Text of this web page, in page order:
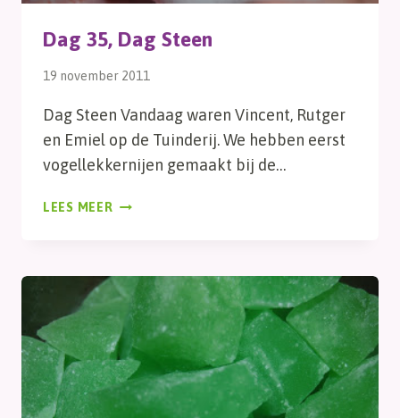
Dag 35, Dag Steen
19 november 2011
Dag Steen Vandaag waren Vincent, Rutger
en Emiel op de Tuinderij. We hebben eerst
vogellekkernijen gemaakt bij de…
LEES MEER DAG